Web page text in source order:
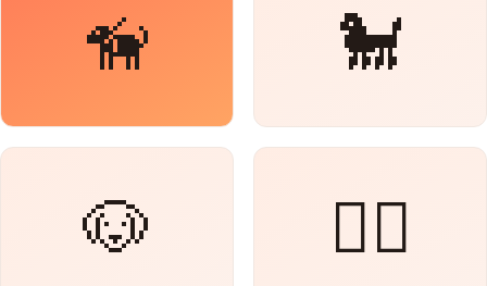
🐩
🦮
🐕‍🦺
🐶